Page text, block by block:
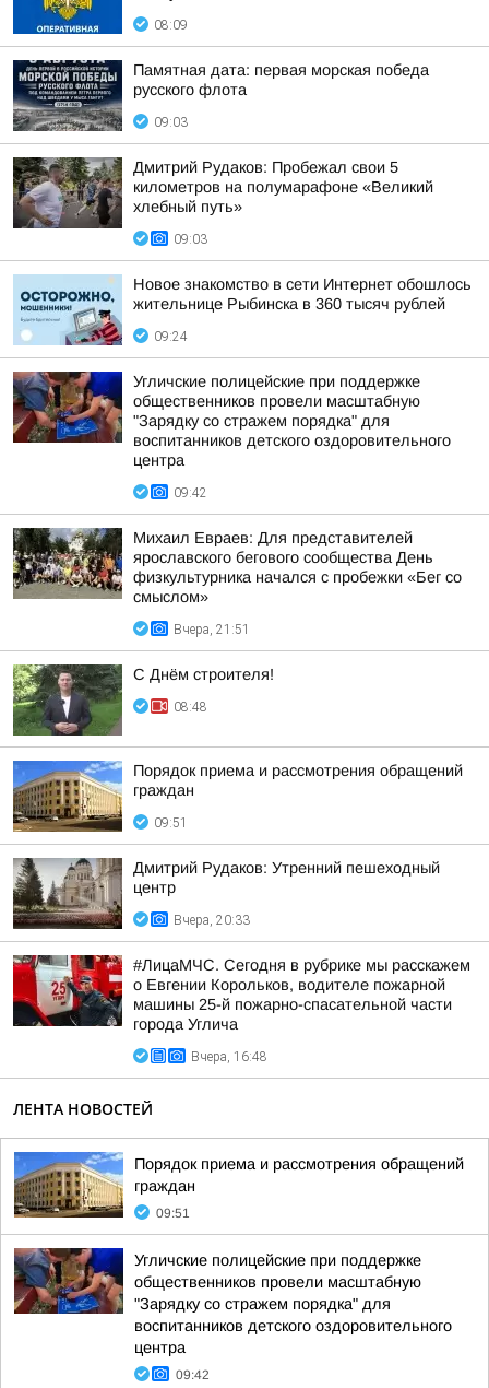
08:09
Памятная дата: первая морская победа
русского флота
09:03
Дмитрий Рудаков: Пробежал свои 5
километров на полумарафоне «Великий
хлебный путь»
09:03
Новое знакомство в сети Интернет обошлось
жительнице Рыбинска в 360 тысяч рублей
09:24
Угличские полицейские при поддержке
общественников провели масштабную
"Зарядку со стражем порядка" для
воспитанников детского оздоровительного
центра
09:42
Михаил Евраев: Для представителей
ярославского бегового сообщества День
физкультурника начался с пробежки «Бег со
смыслом»
Вчера, 21:51
С Днём строителя!
08:48
Порядок приема и рассмотрения обращений
граждан
09:51
Дмитрий Рудаков: Утренний пешеходный
центр
Вчера, 20:33
#ЛицаМЧС. Сегодня в рубрике мы расскажем
о Евгении Корольков, водителе пожарной
машины 25-й пожарно-спасательной части
города Углича
Вчера, 16:48
ЛЕНТА НОВОСТЕЙ
Порядок приема и рассмотрения обращений
граждан
09:51
Угличские полицейские при поддержке
общественников провели масштабную
"Зарядку со стражем порядка" для
воспитанников детского оздоровительного
центра
09:42